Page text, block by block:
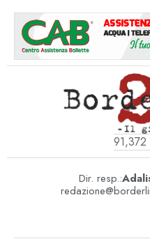
91,372
Dir. resp.: